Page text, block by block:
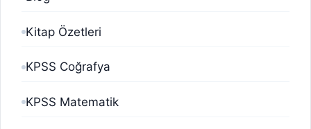
Kitap Özetleri
KPSS Coğrafya
KPSS Matematik